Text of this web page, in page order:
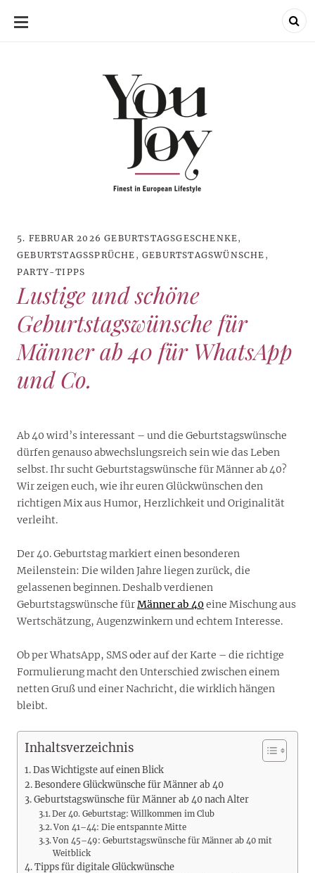
SKIP
5. FEBRUAR 2026 GEBURTSTAGSGESCHENKE,
GEBURTSTAGSSPRÜCHE ,GEBURTSTAGSWÜNSCHE ,
PARTY-TIPPS
Lustige und schöne
Geburtstagswünsche für
Männer ab 40 für WhatsApp
und Co.
Ab 40 wird’s interessant – und die Geburtstagswünsche
dürfen genauso abwechslungsreich sein wie das Leben
selbst. Ihr sucht Geburtstagswünsche für Männer ab 40?
Wir zeigen euch, wie ihr euren Glückwünschen den
richtigen Mix aus Humor, Herzlichkeit und Originalität
verleiht.
Der 40. Geburtstag markiert einen besonderen
Meilenstein: Die wilden Jahre liegen zurück, die
gelassenen beginnen. Deshalb verdienen
Geburtstagswünsche fürMänner ab 40eine Mischung aus
Wertschätzung, Augenzwinkern und echtem Interesse.
Ob per WhatsApp, SMS oder auf der Karte – die richtige
Formulierung macht den Unterschied zwischen einem
netten Gruß und einer Nachricht, die wirklich hängen
bleibt.
Inhaltsverzeichnis
Das Wichtigste auf einen Blick
Besondere Glückwünsche für Männer ab 40
Geburtstagswünsche für Männer ab 40 nach Alter
Der 40. Geburtstag: Willkommen im Club
Von 41–44: Die entspannte Mitte
Von 45–49: Geburtstagswünsche für Männer ab 40 mit
Weitblick
Tipps für digitale Glückwünsche